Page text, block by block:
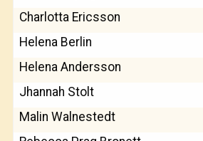
Charlotta Ericsson
Helena Berlin
Helena Andersson
Jhannah Stolt
Malin Walnestedt